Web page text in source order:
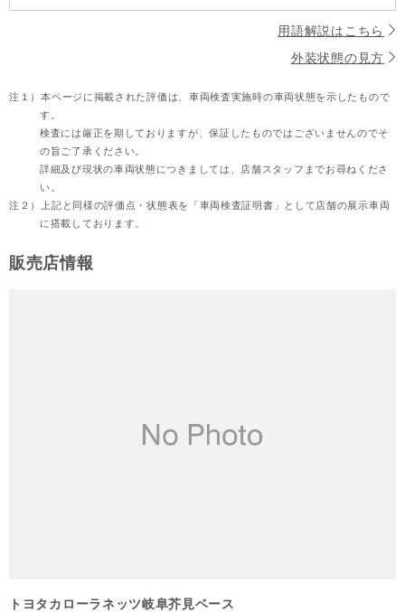
用語解説はこちら
外装状態の見方
注１）本ページに掲載された評価は、車両検査実施時の車両状態を示したもので
す。
検査には厳正を期しておりますが、保証したものではございませんのでそ
の旨ご了承ください。
詳細及び現状の車両状態につきましては、店舗スタッフまでお尋ねくださ
い。
注２）
上記と同様の評価点・状態表を「車両検査証明書」として店舗の展示車両
に搭載しております。
販売店情報
トヨタカローラネッツ岐阜芥見ベース